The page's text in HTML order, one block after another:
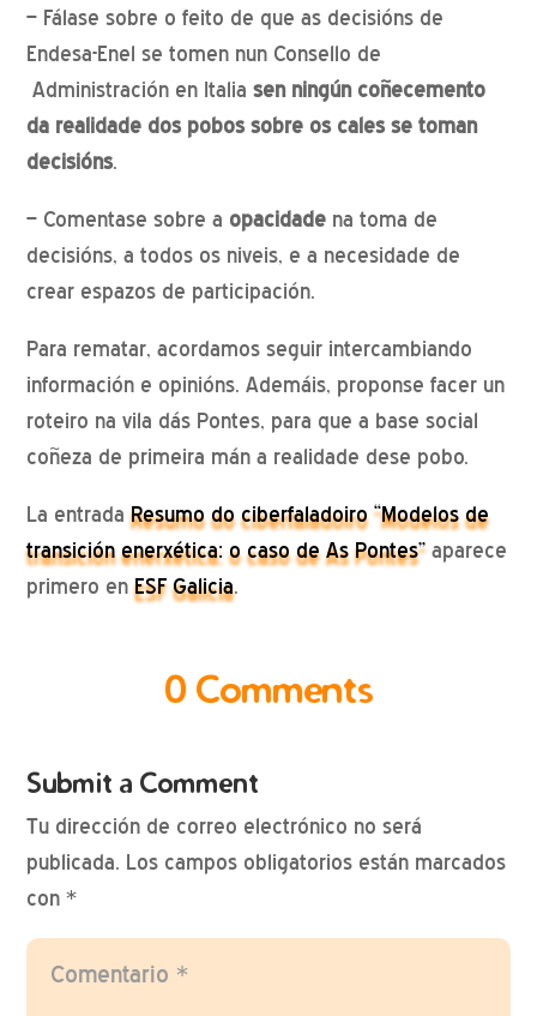
– Fálase sobre o feito de que as decisións de
Endesa-Enel se tomen nun Consello de
Administración en Italiasen ningún coñecemento
da realidade dos pobos sobre os cales se toman
decisións.
– Comentase sobre a opacidade na toma de
decisións, a todos os niveis, e a necesidade de
crear espazos de participación.
Para rematar, acordamos seguir intercambiando
información e opinións. Ademáis, proponse facer un
roteiro na vila dás Pontes, para que a base social
coñeza de primeira mán a realidade dese pobo.
La entradaResumo do ciberfaladoiro “Modelos de
transición enerxética: o caso de As Pontes”aparece
primero enESF Galicia.
0 Comments
Submit a Comment
Tu dirección de correo electrónico no será
publicada. Los campos obligatorios están marcados
con*